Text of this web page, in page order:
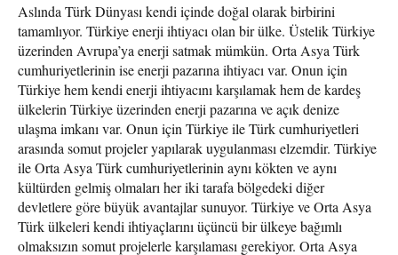
Aslında Türk Dünyası kendi içinde doğal olarak birbirini
tamamlıyor. Türkiye enerji ihtiyacı olan bir ülke. Üstelik Türkiye
üzerinden Avrupa’ya enerji satmak mümkün. Orta Asya Türk
cumhuriyetlerinin ise enerji pazarına ihtiyacı var. Onun için
Türkiye hem kendi enerji ihtiyacını karşılamak hem de kardeş
ülkelerin Türkiye üzerinden enerji pazarına ve açık denize
ulaşma imkanı var. Onun için Türkiye ile Türk cumhuriyetleri
arasında somut projeler yapılarak uygulanması elzemdir. Türkiye
ile Orta Asya Türk cumhuriyetlerinin aynı kökten ve aynı
kültürden gelmiş olmaları her iki tarafa bölgedeki diğer
devletlere göre büyük avantajlar sunuyor. Türkiye ve Orta Asya
Türk ülkeleri kendi ihtiyaçlarını üçüncü bir ülkeye bağımlı
olmaksızın somut projelerle karşılaması gerekiyor. Orta Asya